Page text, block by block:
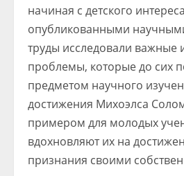
начиная с детского
опубликованными
труды исследовали важные
проблемы, которые до сих
предметом научного
достижения Михоэлса
примером для молодых
вдохновляют их на
признания своими